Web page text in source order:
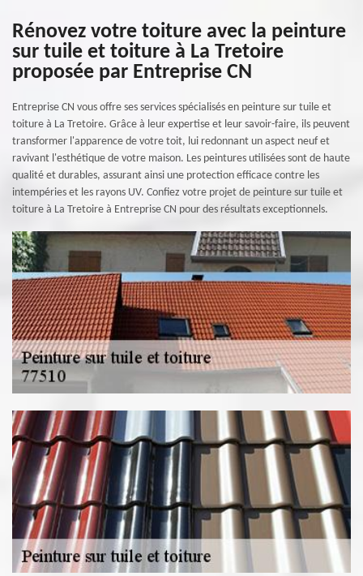
Rénovez votre toiture avec la peinture
sur tuile et toiture à La Tretoire
proposée par Entreprise CN
Entreprise CN vous offre ses services spécialisés en peinture sur tuile et
toiture à La Tretoire. Grâce à leur expertise et leur savoir-faire, ils peuvent
transformer l'apparence de votre toit, lui redonnant un aspect neuf et
ravivant l'esthétique de votre maison. Les peintures utilisées sont de haute
qualité et durables, assurant ainsi une protection efficace contre les
intempéries et les rayons UV. Confiez votre projet de peinture sur tuile et
toiture à La Tretoire à Entreprise CN pour des résultats exceptionnels.